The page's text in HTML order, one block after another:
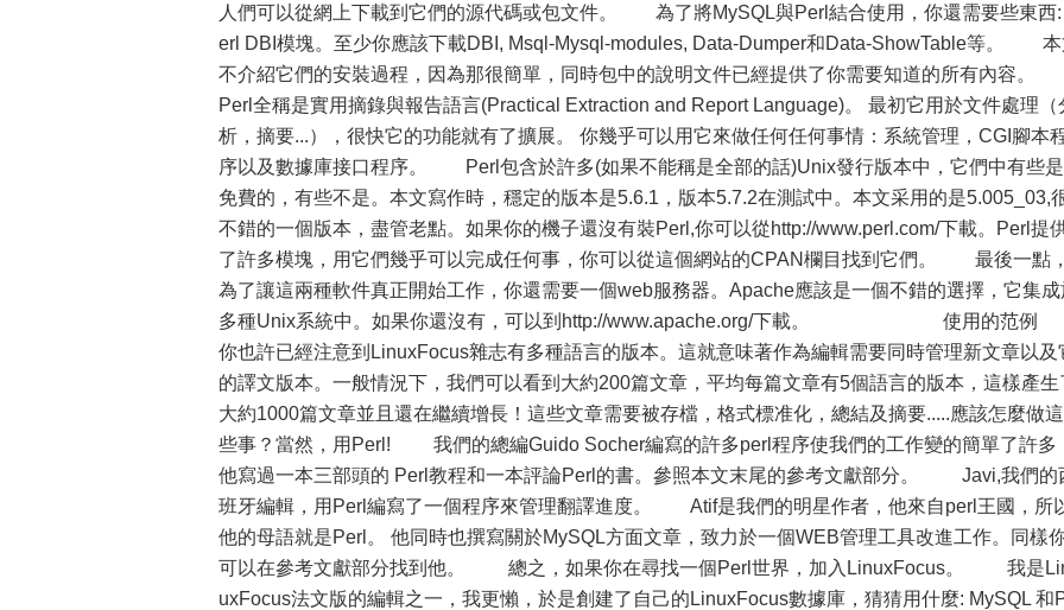
人們可以從網上下載到它們的源代碼或包文件。 為了將MySQL與Perl結合使用，你還需要些東西:
erl DBI模塊。至少你應該下載DBI, Msql-Mysql-modules, Data-Dumper和Data-ShowTable等。 本
不介紹它們的安裝過程，因為那很簡單，同時包中的說明文件已經提供了你需要知道的所有內容
Perl全稱是實用摘錄與報告語言(Practical Extraction and Report Language)。 最初它用於文件處理（
析，摘要...），很快它的功能就有了擴展。 你幾乎可以用它來做任何任何事情：系統管理，CGI腳本
序以及數據庫接口程序。 Perl包含於許多(如果不能稱是全部的話)Unix發行版本中，它們中有些是
免費的，有些不是。本文寫作時，穩定的版本是5.6.1，版本5.7.2在測試中。本文采用的是5.005_03,
不錯的一個版本，盡管老點。如果你的機子還沒有裝Perl,你可以從http://www.perl.com/下載。Perl提
了許多模塊，用它們幾乎可以完成任何事，你可以從這個網站的CPAN欄目找到它們。 最後一點，
為了讓這兩種軟件真正開始工作，你還需要一個web服務器。Apache應該是一個不錯的選擇，它集成
多種Unix系統中。如果你還沒有，可以到http://www.apache.org/下載。 使用的范
你也許已經注意到LinuxFocus雜志有多種語言的版本。這就意味著作為編輯需要同時管理新文章以及
的譯文版本。一般情況下，我們可以看到大約200篇文章，平均每篇文章有5個語言的版本，這樣產生
大約1000篇文章並且還在繼續增長！這些文章需要被存檔，格式標准化，總結及摘要.....應該怎麼做這
些事？當然，用Perl! 我們的總編Guido Socher編寫的許多perl程序使我們的工作變的簡單了許多
他寫過一本三部頭的 Perl教程和一本評論Perl的書。參照本文末尾的參考文獻部分。 Javi,我們的
班牙編輯，用Perl編寫了一個程序來管理翻譯進度。 Atif是我們的明星作者，他來自perl王國，所
他的母語就是Perl。 他同時也撰寫關於MySQL方面文章，致力於一個WEB管理工具改進工作。同樣
可以在參考文獻部分找到他。 總之，如果你在尋找一個Perl世界，加入LinuxFocus。 我是
uxFocus法文版的編輯之一，我更懶，於是創建了自己的LinuxFocus數據庫，猜猜用什麼: MySQL 和